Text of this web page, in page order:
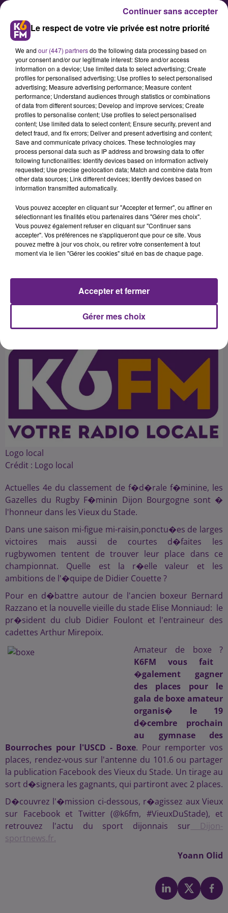
Didier Foulont dans les Vieux du
Stade : " On n'a pas un gros
budget mais beaucoup d'envie"
Actuelles 4e du classement de
fédérale féminine, les Gazelles du
Rugby Féminin Dijon Bourgogne
Stade. L'occasion avec le président
Foulont et l'entraîneur des cadettes
Arthur Mirepoix d'aborder la saison
actuelle, l'avenir du club féminin et
Publié : 8 décembre 2015 à 3h18 par 45
Logo local
Crédit : Logo local
Actuelles 4e du classement de f�d�rale f�minine, les
Gazelles du Rugby F�minin Dijon Bourgogne sont �
l'honneur dans les Vieux du Stade.
Dans une saison mi-figue mi-raisin,ponctu�es de larges
victoires mais aussi de courtes d�faites les
rugbywomen tentent de trouver leur place dans ce
championnat. Quelle est la r�elle valeur et les
ambitions de l'�quipe de Didier Couette ?
Pour en d�battre autour de l'ancien boxeur Bernard
Razzano et la nouvelle vieille du stade Elise Monniaud: le
pr�sident du club Didier Foulont et l'entraineur des
cadettes Arthur Mirepoix.
Amateur de boxe ?
K6FM vous fait
�galement gagner
des places pour le
gala de boxe amateur
organis� le 19
d�cembre prochain
au gymnase des
Bourroches pour l'USCD - Boxe. Pour remporter vos
places, rendez-vous sur l'antenne du 101.6 ou partager
la publication Facebook des Vieux du Stade. Un tirage au
sort d�signera les gagnants, qui partiront avec 2 places.
D�couvrez l'�mission ci-dessous, r�agissez aux Vieux
sur Facebook et Twitter (@k6fm, #VieuxDuStade), et
retrouvez l'actu du sport dijonnais sur Dijon-
sportnews.fr.
Yoann Olid
Le respect de votre vie privée est notre priorité
We and our (447) partnersdo the following data processing based on
your consent and/or our legitimate interest: Store and/or access
information on a device; Use limited data to select advertising; Create
profiles for personalised advertising; Use profiles to select personalised
advertising; Measure advertising performance; Measure content
performance; Understand audiences through statistics or combinations
of data from different sources; Develop and improve services; Create
profiles to personalise content; Use profiles to select personalised
content; Use limited data to select content; Ensure security, prevent and
detect fraud, and fix errors; Deliver and present advertising and content;
Save and communicate privacy choices. These technologies may
process personal data such as IP address and browsing data to offer
following functionalities: Identify devices based on information actively
requested; Use precise geolocation data; Match and combine data from
other data sources; Link different devices; Identify devices based on
information transmitted automatically.
Vous pouvez accepter en cliquant sur "Accepter et fermer", ou affiner en
sélectionnant les finalités et/ou partenaires dans "Gérer mes choix".
Vous pouvez également refuser en cliquant sur "Continuer sans
accepter". Vos préférences ne s'appliqueront que pour ce site. Vous
pouvez mettre à jour vos choix, ou retirer votre consentement à tout
moment via le lien "Gérer les cookies" situé en bas de chaque page.
Gérer mes choix
Accepter et fermer
Continuer sans accepter